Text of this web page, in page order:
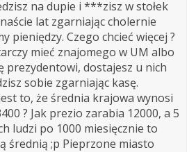
na dupie i ***zisz w stołek
lat zgarniając cholernie
pieniędzy. Czego chcieć więcej ?
mieć znajomego w UM albo
prezydentowi, dostajesz u nich
sobie zgarniając kasę.
to, że średnia krajowa wynosi
? Jak prezio zarabia 12000, a 5
ludzi po 1000 miesięcznie to
średnią ;p Pieprzone miasto